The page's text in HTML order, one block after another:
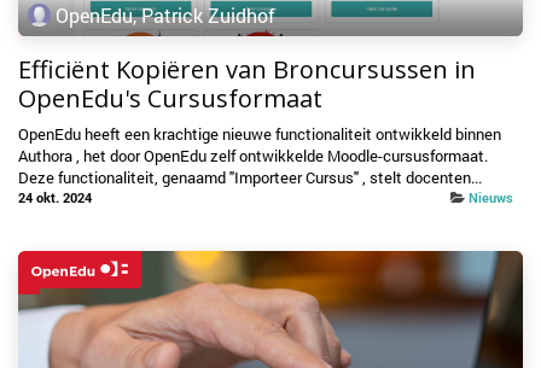
OpenEdu, Patrick Zuidhof
Efficiënt Kopiëren van Broncursussen in
OpenEdu's Cursusformaat
OpenEdu heeft een krachtige nieuwe functionaliteit ontwikkeld binnen
Authora , het door OpenEdu zelf ontwikkelde Moodle-cursusformaat.
Deze functionaliteit, genaamd "Importeer Cursus" , stelt docenten...
24 okt. 2024 Nieuws